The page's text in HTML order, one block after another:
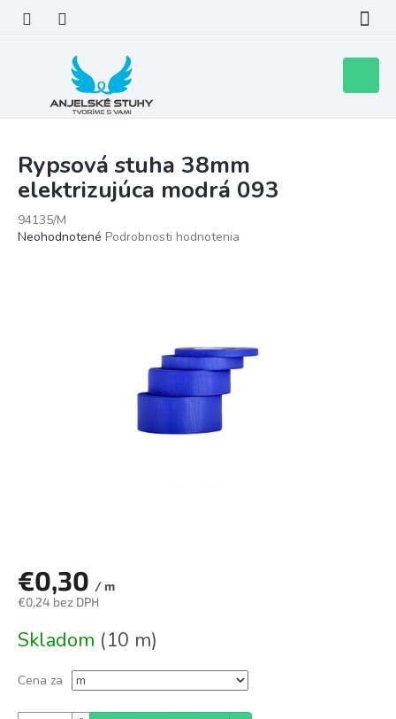
obsah
košík
Rypsová stuha 38mm
elektrizujúca modrá 093
94135/M
Priemerné
Neohodnotené Podrobnosti hodnotenia
€0,30 / m
€0,24 bez DPH
cena:
Skladom (10 m)
Cena za